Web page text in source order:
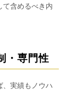
含めるべき内
・専門性
実績もノウハ